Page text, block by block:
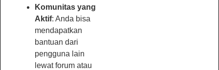
Komunitas yang
Aktif: Anda bisa
mendapatkan
bantuan dari
pengguna lain
lewat forum atau